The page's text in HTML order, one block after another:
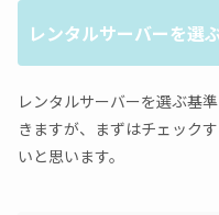
レンタルサーバーを選
レンタルサーバーを選ぶ基
きますが、まずはチェック
いと思います。